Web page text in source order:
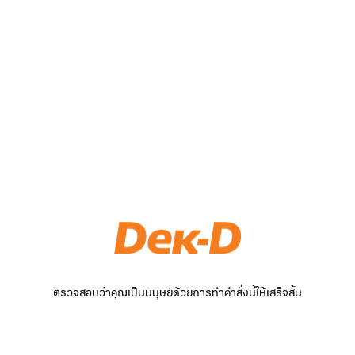
ตรวจสอบว่าคุณเป็นมนุษย์ด้วยการทำคำสั่งนี้ให้เสร็จสิ้น